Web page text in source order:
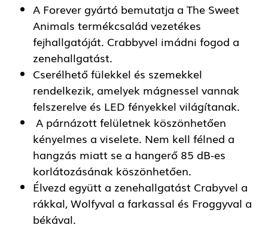
A Forever gyártó bemutatja a The Sweet
Animals termékcsalád vezetékes
fejhallgatóját. Crabbyvel imádni fogod a
zenehallgatást.
Cserélhető fülekkel és szemekkel
rendelkezik, amelyek mágnessel vannak
felszerelve és LED fényekkel világítanak.
A párnázott felületnek köszönhetően
kényelmes a viselete. Nem kell félned a
hangzás miatt se a hangerő 85 dB-es
korlátozásának köszönhetően.
Élvezd együtt a zenehallgatást Crabyvel a
rákkal, Wolfyval a farkassal és Froggyval a
békával.